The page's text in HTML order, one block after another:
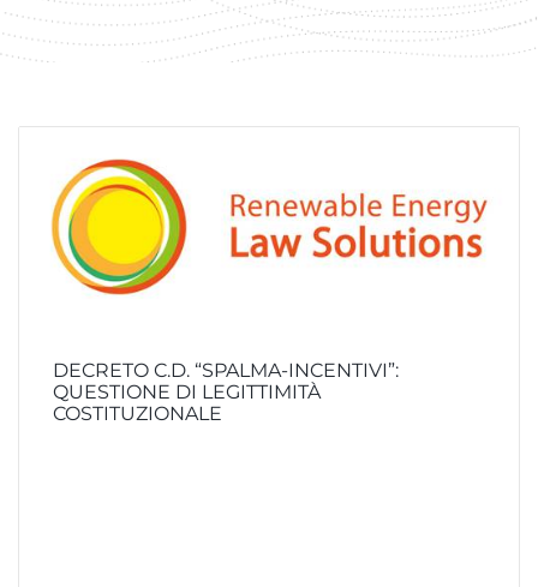
DECRETO C.D. “SPALMA-INCENTIVI”:
QUESTIONE DI LEGITTIMITÀ
COSTITUZIONALE